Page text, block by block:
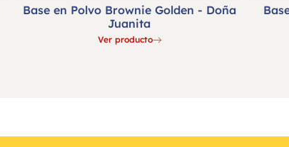
Base en Polvo Brownie Golden - Doña
Juanita
Ver producto